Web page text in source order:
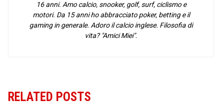
16 anni. Amo calcio, snooker, golf, surf, ciclismo e
motori. Da 15 anni ho abbracciato poker, betting e il
gaming in generale. Adoro il calcio inglese. Filosofia di
vita? "Amici Miei".
RELATED POSTS